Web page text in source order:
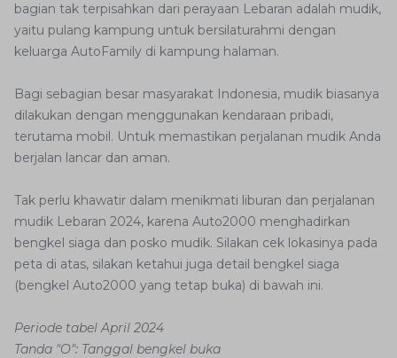
bagian tak terpisahkan dari perayaan Lebaran adalah mudik,
yaitu pulang kampung untuk bersilaturahmi dengan
keluarga AutoFamily di kampung halaman.
Bagi sebagian besar masyarakat Indonesia, mudik biasanya
dilakukan dengan menggunakan kendaraan pribadi,
terutama mobil. Untuk memastikan perjalanan mudik Anda
berjalan lancar dan aman.
Tak perlu khawatir dalam menikmati liburan dan perjalanan
mudik Lebaran 2024, karena Auto2000 menghadirkan
bengkel siaga dan posko mudik. Silakan cek lokasinya pada
peta di atas, silakan ketahui juga detail bengkel siaga
(bengkel Auto2000 yang tetap buka) di bawah ini.
Periode tabel April 2024
Tanda "O": Tanggal bengkel buka